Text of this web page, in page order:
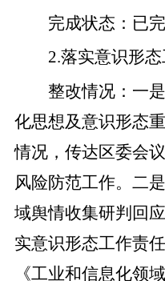
完成状态 ： 已
2.落实意识形态
整改情况： 一是
化思想及意识形态
情况，传达区委会
风险防范工作。 二是
域舆情收集研判回
实意识形态工作责任
《工业和信息化领